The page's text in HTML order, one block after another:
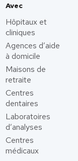
Avec
Hôpitaux et
cliniques
Agences d’aide
à domicile
Maisons de
retraite
Centres
dentaires
Laboratoires
d’analyses
Centres
médicaux